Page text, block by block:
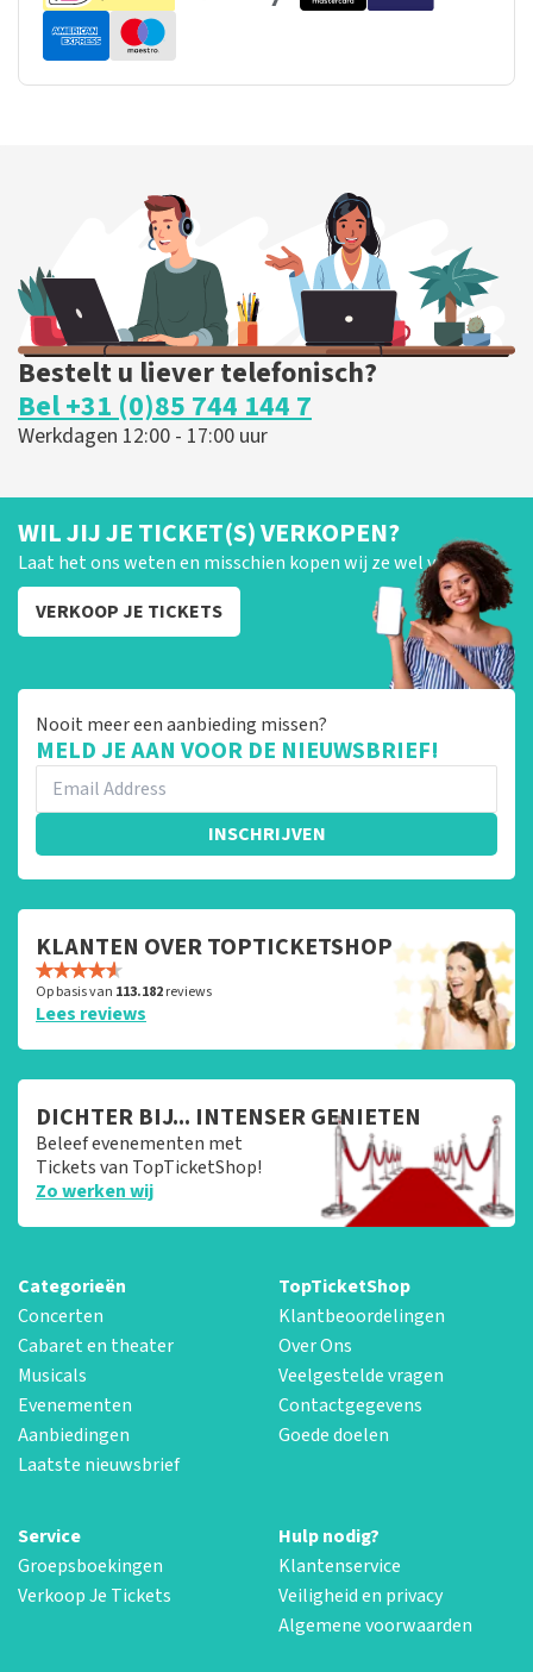
Bestelt u liever telefonisch?
Bel +31 (0)85 744 144 7
Werkdagen 12:00 - 17:00 uur
WIL JIJ JE TICKET(S) VERKOPEN?
Laat het ons weten en misschien kopen wij ze wel van je!
VERKOOP JE TICKETS
Nooit meer een aanbieding missen?
MELD JE AAN VOOR DE NIEUWSBRIEF!
INSCHRIJVEN
KLANTEN OVER TOPTICKETSHOP
Op basis van 113.182reviews
Lees reviews
DICHTER BIJ... INTENSER GENIETEN
Beleef evenementen met
Tickets van TopTicketShop!
Zo werken wij
Categorieën
Concerten
Cabaret en theater
Musicals
Evenementen
Aanbiedingen
Laatste nieuwsbrief
TopTicketShop
Klantbeoordelingen
Over Ons
Veelgestelde vragen
Contactgegevens
Goede doelen
Service
Groepsboekingen
Verkoop Je Tickets
Hulp nodig?
Klantenservice
Veiligheid en privacy
Algemene voorwaarden